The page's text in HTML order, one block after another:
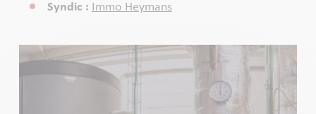
Syndic : Immo Heymans